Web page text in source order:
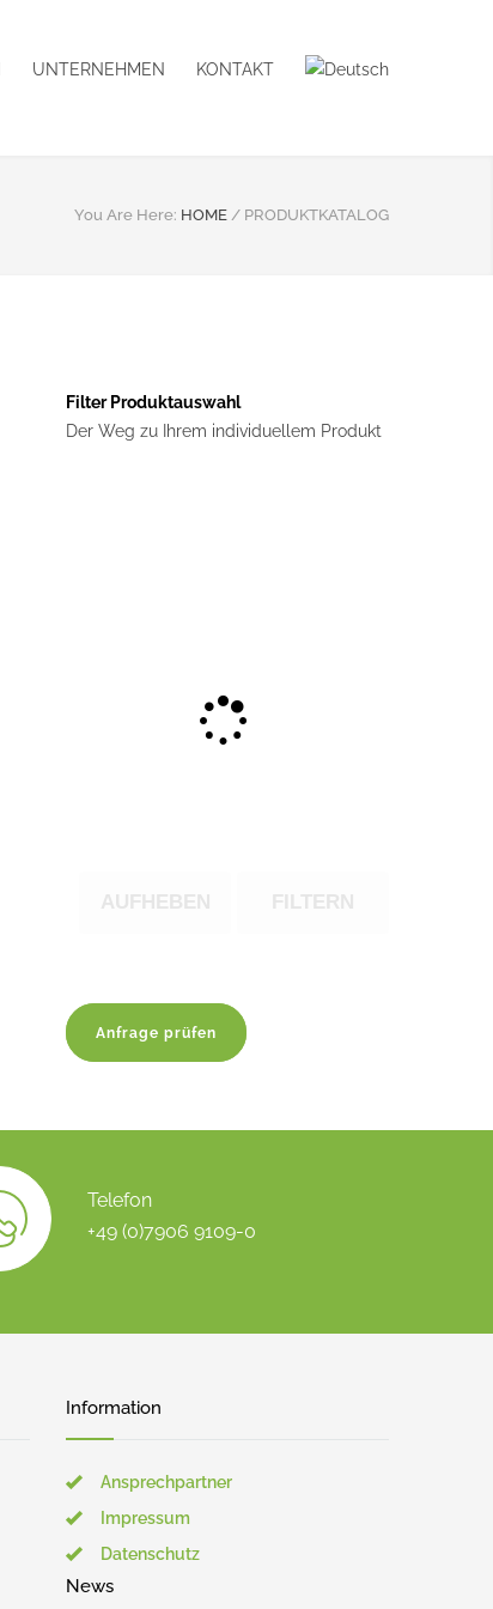
UNTERNEHMEN KONTAKT
You Are Here: HOME / PRODUKTKATALOG
Filter Produktauswahl
Der Weg zu Ihrem individuellem Produkt
Anfrage prüfen
Telefon
+49 (0)7906 9109-0
Information
Ansprechpartner
Impressum
Datenschutz
News